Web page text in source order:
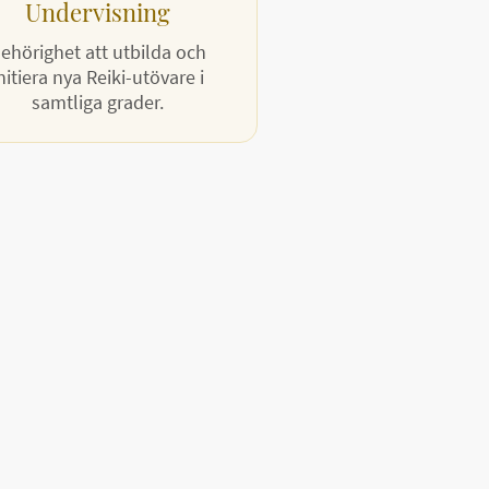
Undervisning
att utbilda och
nya Reiki-utövare i
samtliga grader.